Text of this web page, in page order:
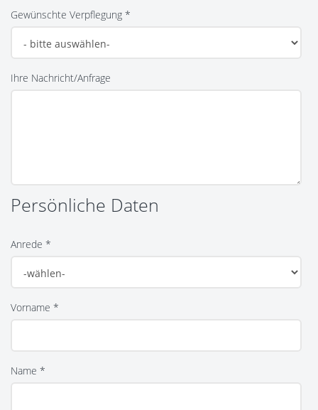
Gewünschte Verpflegung *
Ihre Nachricht/Anfrage
Persönliche Daten
Anrede *
Vorname *
Name *